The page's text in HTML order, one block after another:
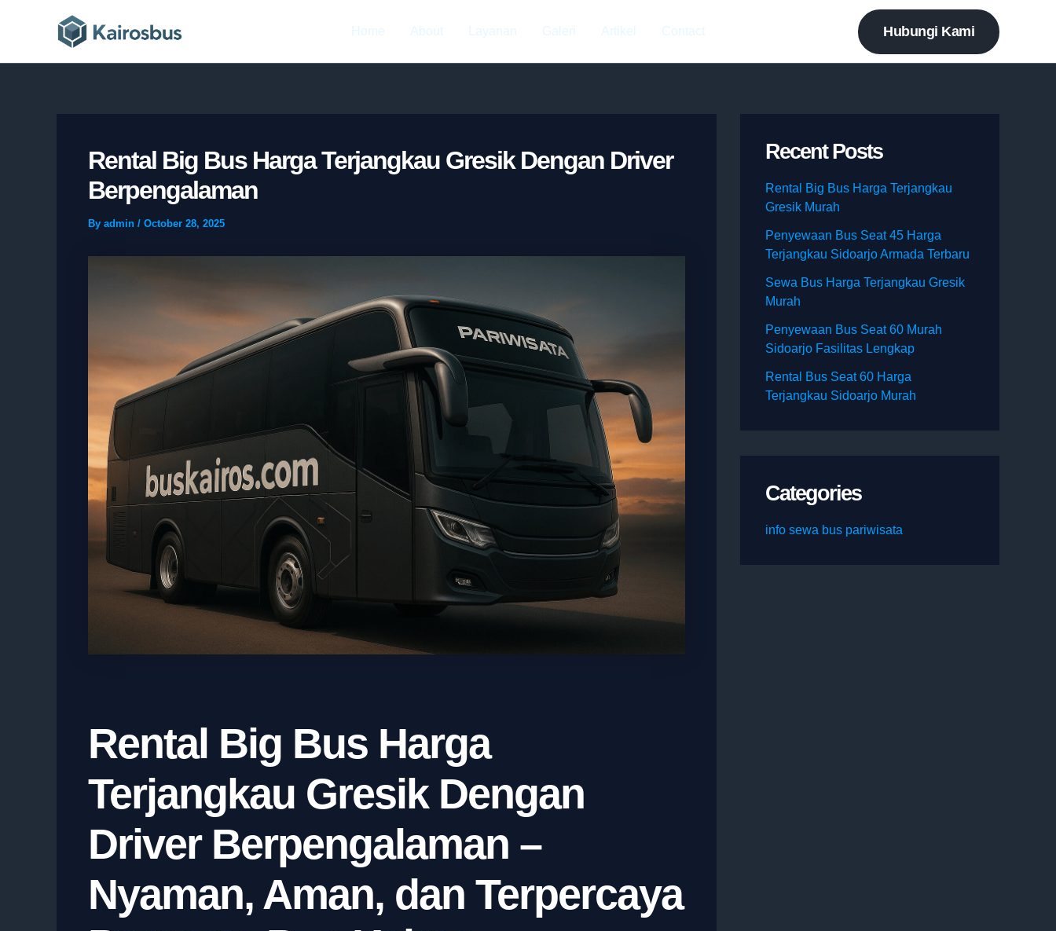
Home About Layanan Galeri Artikel Contact Hubungi Kami
Rental Big Bus Harga Terjangkau Gresik Dengan Driver
Berpengalaman
By admin / October 28, 2025
Rental Big Bus Harga
Terjangkau Gresik Dengan
Driver Berpengalaman –
Nyaman, Aman, dan Terpercaya
Recent Posts
Rental Big Bus Harga Terjangkau
Gresik Murah
Penyewaan Bus Seat 45 Harga
Terjangkau Sidoarjo Armada Terbaru
Sewa Bus Harga Terjangkau Gresik
Murah
Penyewaan Bus Seat 60 Murah
Sidoarjo Fasilitas Lengkap
Rental Bus Seat 60 Harga
Terjangkau Sidoarjo Murah
Categories
info sewa bus pariwisata